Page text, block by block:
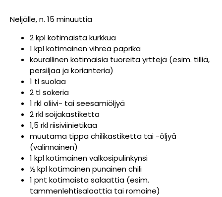
Neljälle, n. 15 minuuttia
2 kpl kotimaista kurkkua
1 kpl kotimainen vihreä paprika
kourallinen kotimaisia tuoreita yrttejä (esim. tilliä,
persiljaa ja korianteria)
1 tl suolaa
2 tl sokeria
1 rkl oliivi- tai seesamiöljyä
2 rkl soijakastiketta
1,5 rkl riisiviinietikaa
muutama tippa chilikastiketta tai -öljyä
(valinnainen)
1 kpl kotimainen valkosipulinkynsi
½ kpl kotimainen punainen chili
1 pnt kotimaista salaattia (esim.
tammenlehtisalaattia tai romaine)